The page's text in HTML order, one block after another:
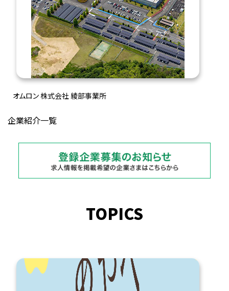
オムロン 株式会社 綾部事業所
企業紹介一覧
TOPICS